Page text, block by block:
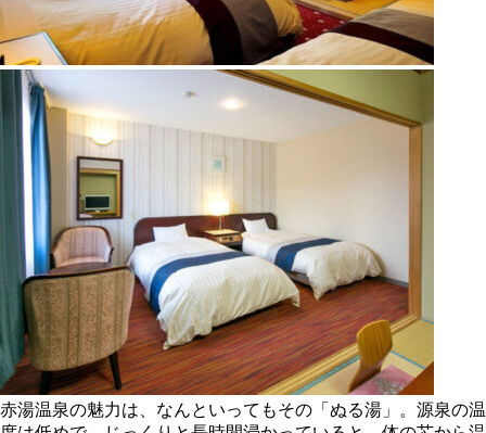
赤湯温泉の魅力は、なんといってもその「ぬる湯」。源泉の温